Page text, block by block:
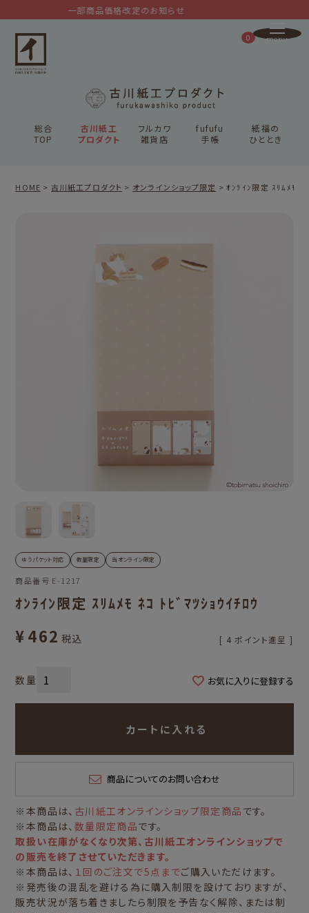
一部商品価格改定のお知らせ
総合
TOP
古川紙工
プロダクト
フルカワ
雑貨店
fufufu
手帳
紙福の
ひととき
0
HOME 古川紙工プロダクト オンラインショップ限定 ｵﾝﾗｲﾝ限定 ｽﾘﾑﾒﾓ ﾈ
ゆうパケット対応 数量限定 当オンライン限定
商品番号 E-1217
ｵﾝﾗｲﾝ限定 ｽﾘﾑﾒﾓ ﾈｺ ﾄﾋﾞﾏﾂｼｮｳｲﾁﾛｳ
¥462 税込 [ 4 ポイント進呈 ]
お気に入りに登録する
カートに入れる
商品についてのお問い合わせ
※本商品は、 古川紙工オンラインショップ限定商品 です。
※本商品は、 数量限定商品です。
取扱い在庫がなくなり次第、古川紙工オンラインショップで
の販売を終了させていただきます。
※本商品は、 １回のご注文で5点までご購入いただけます。
※発売後の混乱を避ける為に購入制限を設けておりますが、
販売状況が落ち着きましたら制限を予告なく解除、または制